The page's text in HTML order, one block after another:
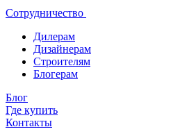
Сотрудничество
Дилерам
Дизайнерам
Строителям
Блогерам
Блог
Где купить
Контакты